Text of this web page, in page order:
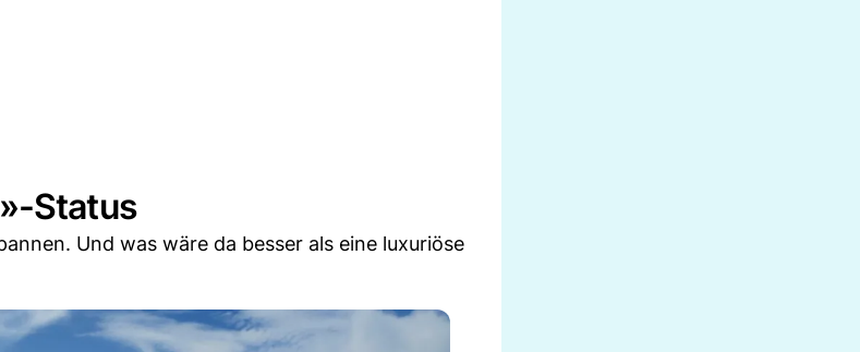
Status
Und was wäre da besser als eine luxuriöse